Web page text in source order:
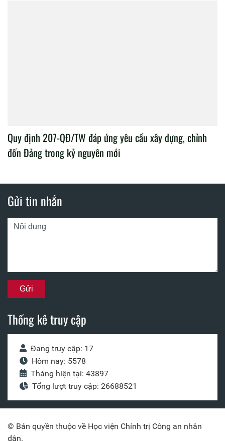
Quy định 207-QĐ/TW đáp ứng yêu cầu xây dựng, chỉnh
đốn Đảng trong kỷ nguyên mới
Gửi tin nhắn
Thống kê truy cập
Đang truy cập: 17
Hôm nay: 5578
Tháng hiện tại: 43897
Tổng lượt truy cập: 26688521
© Bản quyền thuộc về Học viện Chính trị Công an nhân
dân.